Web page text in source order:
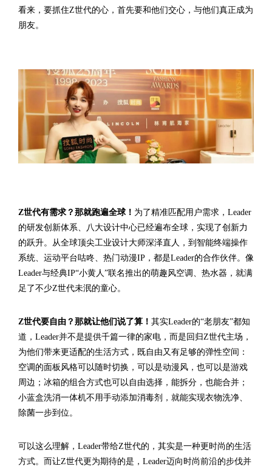
看来，要抓住Z世代的心，首先要和他们交心，与他们真正成为
朋友。
Z世代有需求？那就跑遍全球！ 为了精准匹配用户需求，Leader
的研发创新体系、八大设计中心已经遍布全球，实现了创新力
的跃升。从全球顶尖工业设计大师深泽直人，到智能终端操作
系统、运动平台咕咚、热门动漫IP，都是Leader的合作伙伴。像
Leader与经典IP“小黄人”联名推出的萌趣风空调、热水器，就满
足了不少Z世代未泯的童心。
Z世代要自由？那就让他们说了算！ 其实Leader的“老朋友”都知
道，Leader并不是提供千篇一律的家电，而是回归Z世代主场，
为他们带来更适配的生活方式，既自由又有足够的弹性空间：
空调的面板风格可以随时切换，可以是动漫风，也可以是游戏
周边；冰箱的组合方式也可以自由选择，能拆分，也能合并；
小蓝盒洗消一体机不用手动添加消毒剂，就能实现衣物洗净、
除菌一步到位。
可以这么理解，Leader带给Z世代的，其实是一种更时尚的生活
方式。而让Z世代更为期待的是，Leader迈向时尚前沿的步伐并